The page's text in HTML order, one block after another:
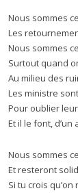
Nous sommes
Les
Nous sommes
Surtout quand
Au milieu des
Les ministre
Pour oublier
Et il le font, d’un
Nous sommes
Et resteront
Si tu crois